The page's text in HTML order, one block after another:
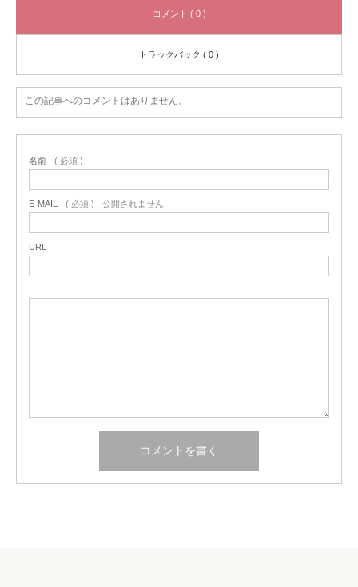
コメント ( 0 )
トラックバック ( 0 )
この記事へのコメントはありません。
名前 ( 必須 )
E-MAIL ( 必須 ) - 公開されません -
URL